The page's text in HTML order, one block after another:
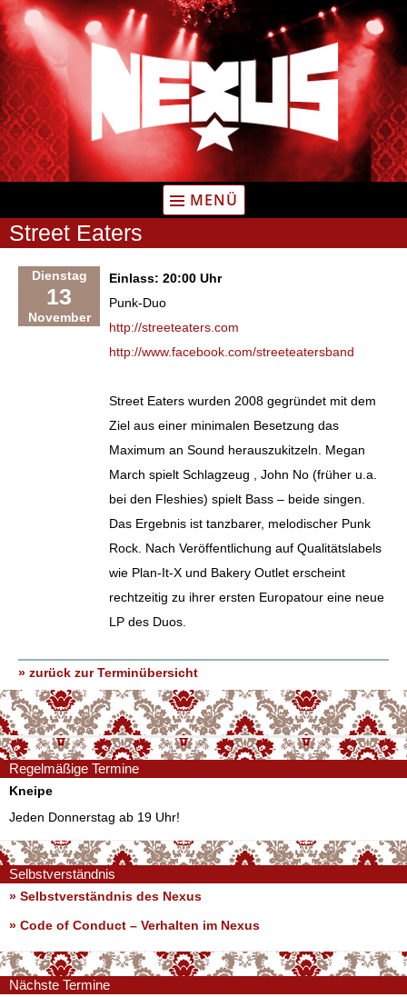
Zum
Inhalt
springen
MENÜ
Street Eaters
Dienstag
13
November
Einlass: 20:00 Uhr
Punk-Duo
http://streeteaters.com
http://www.facebook.com/streeteatersband
Street Eaters wurden 2008 gegründet mit dem
Ziel aus einer minimalen Besetzung das
Maximum an Sound herauszukitzeln. Megan
March spielt Schlagzeug , John No (früher u.a.
bei den Fleshies) spielt Bass – beide singen.
Das Ergebnis ist tanzbarer, melodischer Punk
Rock. Nach Veröffentlichung auf Qualitätslabels
wie Plan-It-X und Bakery Outlet erscheint
rechtzeitig zu ihrer ersten Europatour eine neue
LP des Duos.
» zurück zur Terminübersicht
Regelmäßige Termine
Kneipe
Jeden Donnerstag ab 19 Uhr!
Selbstverständnis
» Selbstverständnis des Nexus
» Code of Conduct – Verhalten im Nexus
Nächste Termine